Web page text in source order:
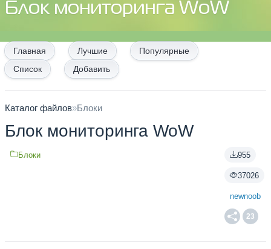
Блок мониторинга WoW
Главная Лучшие
Популярные
Список
Добавить
Каталог файлов»Блоки
Блок мониторинга WoW
955
37026
newnoob
23
Блоки